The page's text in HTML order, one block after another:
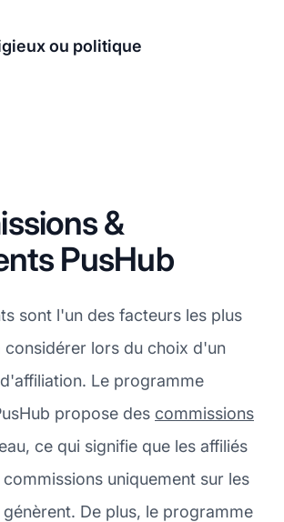
ou politique
&
PusHub
sont l'un des facteurs les plus
considérer lors du choix d'un
Le programme
propose des commissions
ce qui signifie que les affiliés
uniquement sur les
De plus, le programme